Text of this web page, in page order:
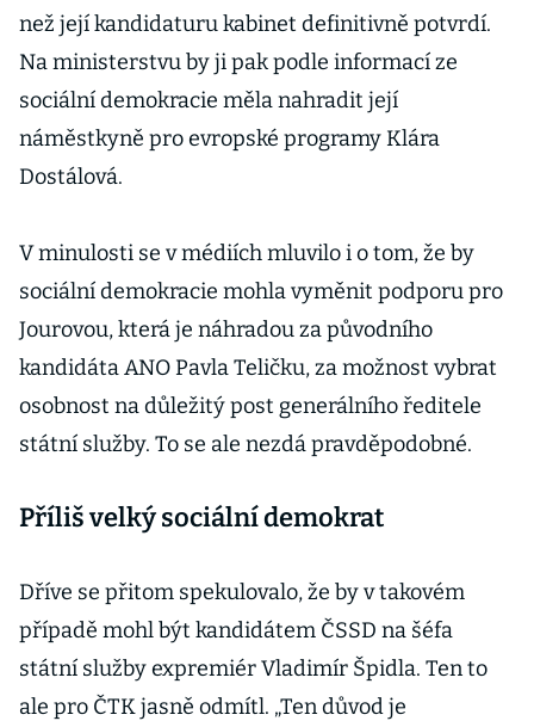
než její kandidaturu kabinet definitivně potvrdí.
Na ministerstvu by ji pak podle informací ze
sociální demokracie měla nahradit její
náměstkyně pro evropské programy Klára
Dostálová.
V minulosti se v médiích mluvilo i o tom, že by
sociální demokracie mohla vyměnit podporu pro
Jourovou, která je náhradou za původního
kandidáta ANO Pavla Teličku, za možnost vybrat
osobnost na důležitý post generálního ředitele
státní služby. To se ale nezdá pravděpodobné.
Příliš velký sociální demokrat
Dříve se přitom spekulovalo, že by v takovém
případě mohl být kandidátem ČSSD na šéfa
státní služby expremiér Vladimír Špidla. Ten to
ale pro ČTK jasně odmítl. „Ten důvod je